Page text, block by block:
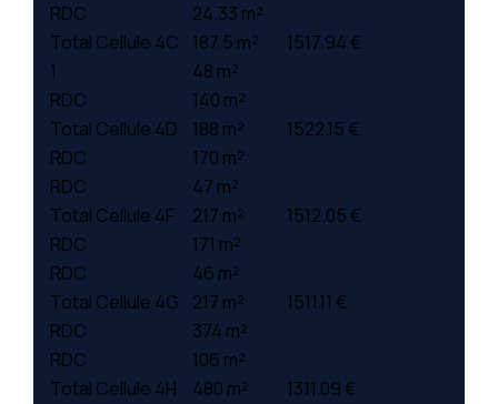
RDC
24.33 m²
Total Cellule 4C
187.5 m²
1517.94 €
1
48 m²
RDC
140 m²
Total Cellule 4D
188 m²
1522.15 €
RDC
170 m²
RDC
47 m²
Total Cellule 4F
217 m²
1512.05 €
RDC
171 m²
RDC
46 m²
Total Cellule 4G
217 m²
1511.11 €
RDC
374 m²
RDC
106 m²
Total Cellule 4H
480 m²
1311.09 €